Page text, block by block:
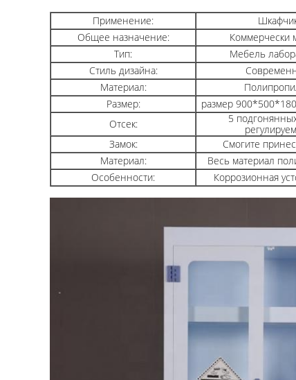
Применение:
Общее назначение:
Коммерчески
Тип:
Мебель
Стиль дизайна:
Материал:
Размер:
размер
Отсек:
5
Замок:
Смогите
Материал:
Весь материал
Особенности:
Коррозионная